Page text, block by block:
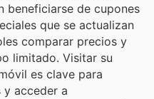
beneficiarse de cupones
que se actualizan
comparar precios y
limitado. Visitar su
es clave para
y acceder a